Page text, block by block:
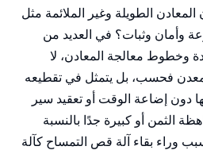
الطويلة وغير الملائمة مثل
وأمان وثبات؟ في العديد من
وخطوط معالجة المعادن، لا
فحسب، بل يتمثل في تقطيعه
دون إضاعة الوقت أو تعقيد سير
الثمن أو كبيرة جدًا بالنسبة
وراء بقاء آلة قص التمساح كآلة